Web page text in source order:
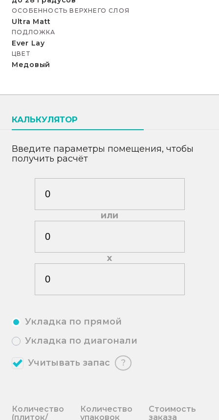
ОСОБЕННОСТЬ ВЕРХНЕГО СЛОЯ
Ultra Matt
ПОДЛОЖКА
Ever Lay
ЦВЕТ
Медовый
КАЛЬКУЛЯТОР
Введите параметры помещения, чтобы
получить расчёт
или
х
Укладка по прямой
Укладка по диагонали
Учитывать запас ?
Количество
(плиток/
Количество
упаковок
Стоимость
заказа